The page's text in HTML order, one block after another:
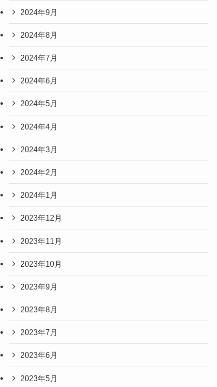
2024年9月
2024年8月
2024年7月
2024年6月
2024年5月
2024年4月
2024年3月
2024年2月
2024年1月
2023年12月
2023年11月
2023年10月
2023年9月
2023年8月
2023年7月
2023年6月
2023年5月